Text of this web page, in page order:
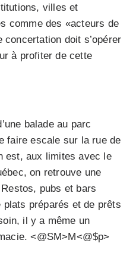
villes et
comme des «acteurs de
concertation doit s’opérer
à profiter de cette
balade au parc
faire escale sur la rue de
est, aux limites avec le
on retrouve une
pubs et bars
préparés et de prêts
il y a même un
<@SM>M<@$p>